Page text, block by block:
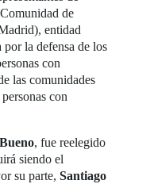
de
entidad
por la defensa de los
con
las comunidades
con
, fue reelegido
siendo el
su parte,Santiago